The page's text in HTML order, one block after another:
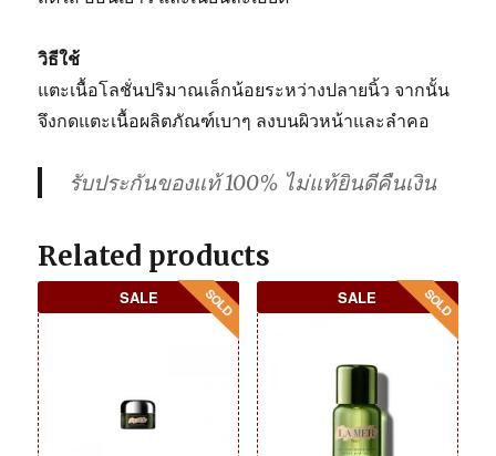
วิธีใช้
แตะเนื้อโลชั่นปริมาณเล็กน้อยระหว่างปลายนิ้ว จากนั้น
จึงกดแตะเนื้อผลิตภัณฑ์เบาๆ ลงบนผิวหน้าและลำคอ
รับประกันของแท้ 100% ไม่แท้ยินดีคืนเงิน
Related products
SALE SALE